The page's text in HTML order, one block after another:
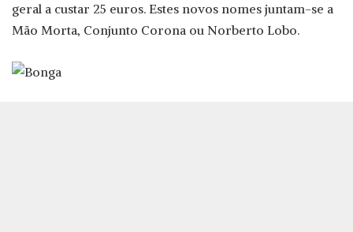
geral a custar 25 euros. Estes novos nomes juntam-se a
Mão Morta, Conjunto Corona ou Norberto Lobo.